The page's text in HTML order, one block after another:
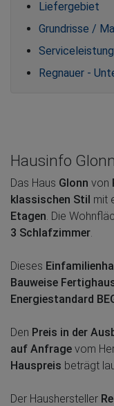
Liefergebiet
Grundrisse /
Regnauer -
Hausinfo Glonn
Das Haus Glonn von
klassischen Stil mit
Etagen . Die
3 Schlafzimmer
Dieses
Bauweise
Energiestandard
Den Preis in der
auf Anfrage vom
Hauspreis beträgt
Der Haushersteller